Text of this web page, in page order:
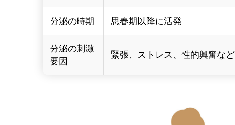
分泌の時期 思春期以降に活発
分泌の刺激
要因
緊張、ストレス、性的興奮など